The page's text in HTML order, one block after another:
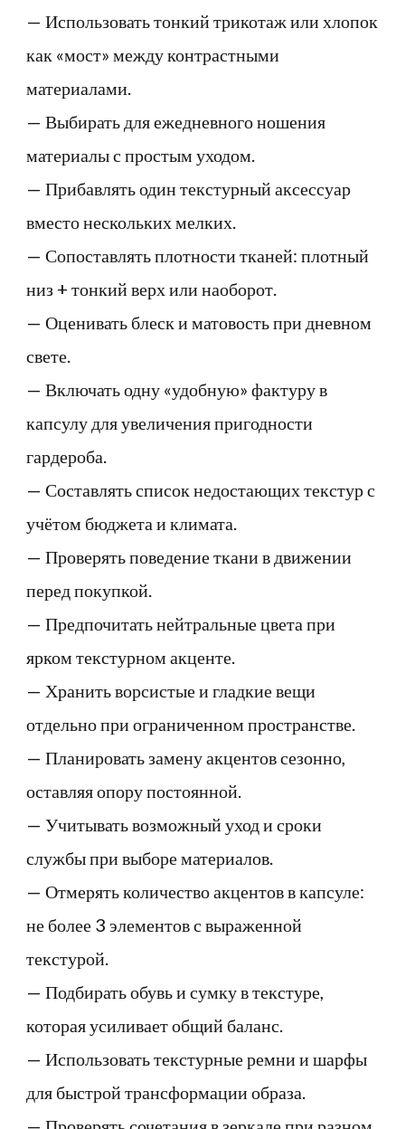
— Использовать тонкий трикотаж или хлопок
как «мост» между контрастными
материалами.
— Выбирать для ежедневного ношения
материалы с простым уходом.
— Прибавлять один текстурный аксессуар
вместо нескольких мелких.
— Сопоставлять плотности тканей: плотный
низ + тонкий верх или наоборот.
— Оценивать блеск и матовость при дневном
свете.
— Включать одну «удобную» фактуру в
капсулу для увеличения пригодности
гардероба.
— Составлять список недостающих текстур с
учётом бюджета и климата.
— Проверять поведение ткани в движении
перед покупкой.
— Предпочитать нейтральные цвета при
ярком текстурном акценте.
— Хранить ворсистые и гладкие вещи
отдельно при ограниченном пространстве.
— Планировать замену акцентов сезонно,
оставляя опору постоянной.
— Учитывать возможный уход и сроки
службы при выборе материалов.
— Отмерять количество акцентов в капсуле:
не более 3 элементов с выраженной
текстурой.
— Подбирать обувь и сумку в текстуре,
которая усиливает общий баланс.
— Использовать текстурные ремни и шарфы
для быстрой трансформации образа.